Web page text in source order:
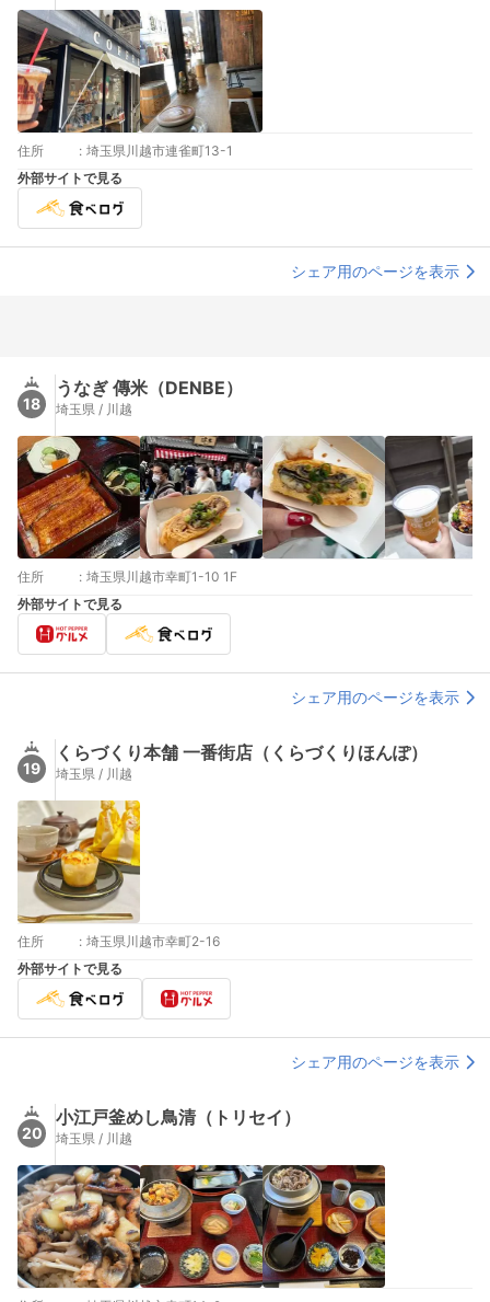
住所 : 埼玉県川越市連雀町13-1
外部サイトで見る
シェア用のページを表示
18
うなぎ 傳米（DENBE）
埼玉県 / 川越
住所 : 埼玉県川越市幸町1-10 1F
外部サイトで見る
シェア用のページを表示
19
くらづくり本舗 一番街店（くらづくりほんぽ）
埼玉県 / 川越
住所 : 埼玉県川越市幸町2-16
外部サイトで見る
シェア用のページを表示
20
小江戸釜めし鳥清（トリセイ）
埼玉県 / 川越